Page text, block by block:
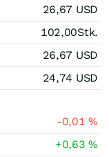
26,67 USD
102,00Stk.
26,67 USD
24,74 USD
-0,01%
+0,63%